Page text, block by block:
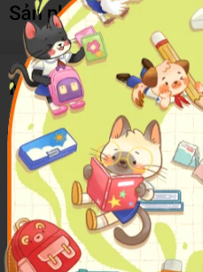
Sản phẩm cùng loại
Mô tả sản phẩm
Những câu chuyện về nhóm
kỷ niệm vui buồn hờn giận, bao
lớn. Với những Hạt tiêu, Tóc
Mặt mụn… đã tạo nên không
với bao nhiêu tình cảm yêu
sách mới nhất của tác giả viết
nghịch.